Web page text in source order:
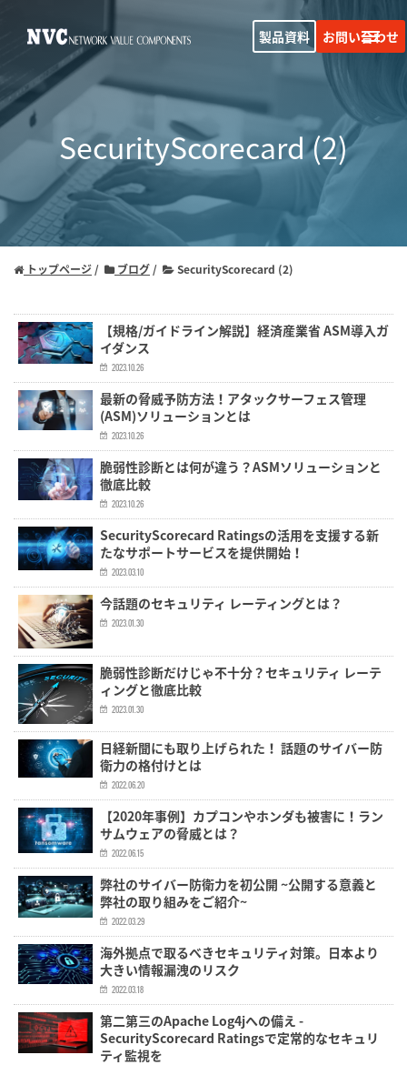
製品資料 お問い合わせ
SecurityScorecard (2)
トップページ ブログ SecurityScorecard (2)
【規格/ガイドライン解説】経済産業省 ASM導入ガ
イダンス
2023.10.26
最新の脅威予防方法！アタックサーフェス管理
(ASM)ソリューションとは
2023.10.26
脆弱性診断とは何が違う？ASMソリューションと
徹底比較
2023.10.26
SecurityScorecard Ratingsの活用を支援する新
たなサポートサービスを提供開始！
2023.03.10
今話題のセキュリティ レーティングとは？
2023.01.30
脆弱性診断だけじゃ不十分？セキュリティ レーテ
ィングと徹底比較
2023.01.30
日経新聞にも取り上げられた！ 話題のサイバー防
衛力の格付けとは
2022.06.20
【2020年事例】カプコンやホンダも被害に！ラン
サムウェアの脅威とは？
2022.06.15
弊社のサイバー防衛力を初公開 ~公開する意義と
弊社の取り組みをご紹介~
2022.03.29
海外拠点で取るべきセキュリティ対策。日本より
大きい情報漏洩のリスク
2022.03.18
第二第三のApache Log4jへの備え -
SecurityScorecard Ratingsで定常的なセキュリ
ティ監視を